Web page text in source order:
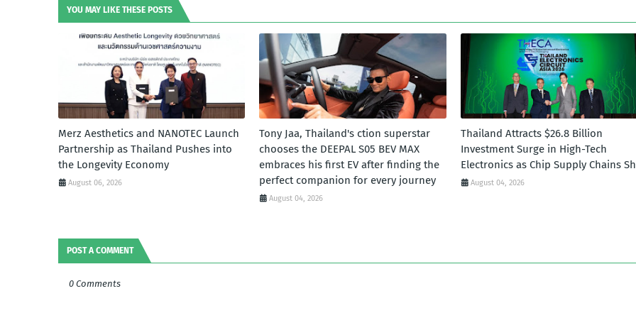
YOU MAY LIKE THESE POSTS
Merz Aesthetics and NANOTEC Launch
Partnership as Thailand Pushes into
the Longevity Economy
August 06, 2026
Tony Jaa, Thailand's ction superstar
chooses the DEEPAL S05 BEV MAX
embraces his first EV after finding the
perfect companion for every journey
August 04, 2026
Thailand Attracts $26.8 Billion
Investment Surge in High-Tech
Electronics as Chip Supply Chains
August 04, 2026
POST A COMMENT
0 Comments